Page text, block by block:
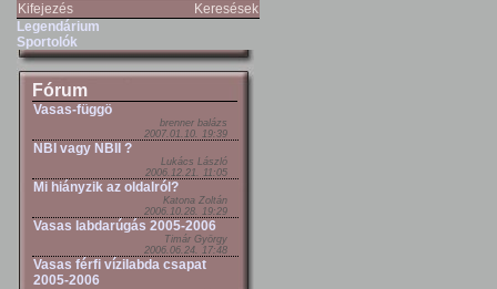
Kifejezés
Keresések
Legendárium
Sportolók
Fórum
Vasas-függö
brenner balázs
2007.01.10. 19:39
NBI vagy NBII ?
Lukács László
2006.12.21. 11:05
Mi hiányzik az oldalról?
Katona Zoltán
2006.10.28. 19:29
Vasas labdarúgás 2005-2006
Timár György
2006.06.24. 17:48
Vasas férfi vízilabda csapat
2005-2006